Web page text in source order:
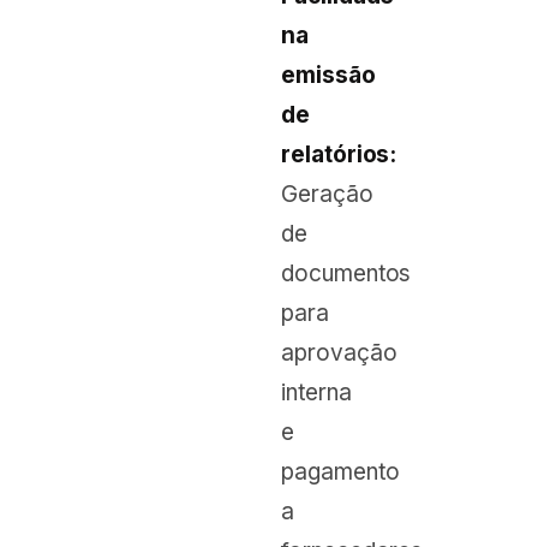
na
emissão
de
relatórios:
Geração
de
documentos
para
aprovação
interna
e
pagamento
a